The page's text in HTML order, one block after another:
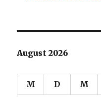
August 2026
M D M